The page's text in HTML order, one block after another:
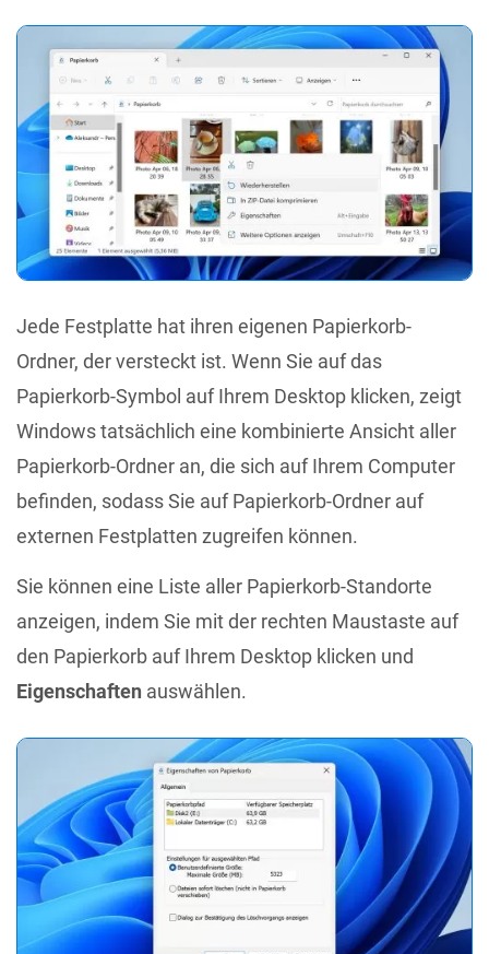
Jede Festplatte hat ihren eigenen Papierkorb-
Ordner, der versteckt ist. Wenn Sie auf das
Papierkorb-Symbol auf Ihrem Desktop klicken, zeigt
Windows tatsächlich eine kombinierte Ansicht aller
Papierkorb-Ordner an, die sich auf Ihrem Computer
befinden, sodass Sie auf Papierkorb-Ordner auf
externen Festplatten zugreifen können.
Sie können eine Liste aller Papierkorb-Standorte
anzeigen, indem Sie mit der rechten Maustaste auf
den Papierkorb auf Ihrem Desktop klicken und
Eigenschaften auswählen.